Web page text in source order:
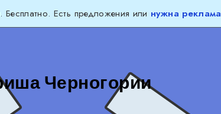
Есть предложения или нужна реклама
Черногории